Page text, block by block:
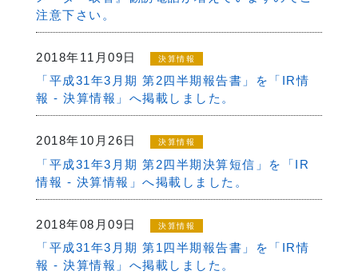
注意下さい。
2018年11月09日 決算情報
「平成31年3月期 第2四半期報告書」を「IR情
報 - 決算情報」へ掲載しました。
2018年10月26日 決算情報
「平成31年3月期 第2四半期決算短信」を「IR
情報 - 決算情報」へ掲載しました。
2018年08月09日 決算情報
「平成31年3月期 第1四半期報告書」を「IR情
報 - 決算情報」へ掲載しました。